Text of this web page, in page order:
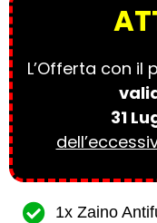
L’Offerta con
31
1x Zaino